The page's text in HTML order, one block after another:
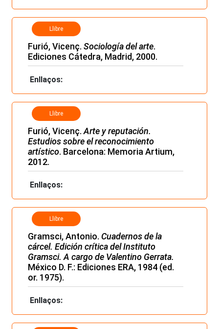
Llibre
Furió, Vicenç. Sociología del arte.
Ediciones Cátedra, Madrid, 2000.
Enllaços:
Llibre
Furió, Vicenç. Arte y reputación.
Estudios sobre el reconocimiento
artístico. Barcelona: Memoria Artium,
2012.
Enllaços:
Llibre
Gramsci, Antonio. Cuadernos de la
cárcel. Edición crítica del Instituto
Gramsci. A cargo de Valentino Gerrata.
México D. F.: Ediciones ERA, 1984 (ed.
or. 1975).
Enllaços: